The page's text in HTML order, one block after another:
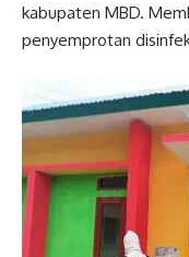
kabupaten MBD.
penyemprotan